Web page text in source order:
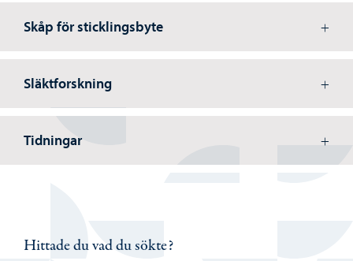
Skåp för sticklingsbyte
Släktforskning
Tidningar
Hittade du vad du sökte?